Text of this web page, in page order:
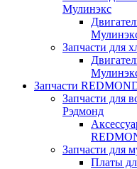
Мулинэкс
Запчасти для
Запчасти
Запчасти для
Рэдмонд
Запчасти для
Платы